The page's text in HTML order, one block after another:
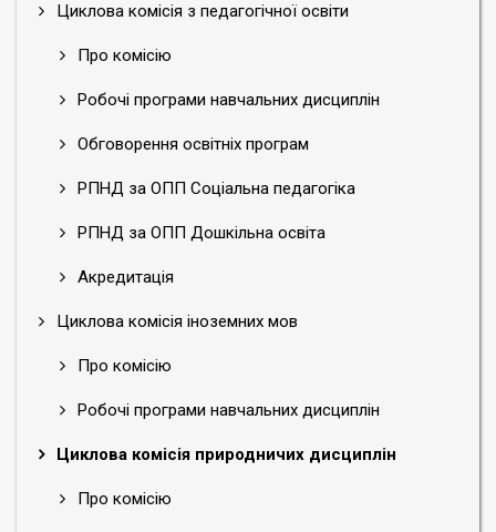
Циклова комісія з педагогічної освіти
Про комісію
Робочі програми навчальних дисциплін
Обговорення освітніх програм
РПНД за ОПП Соціальна педагогіка
РПНД за ОПП Дошкільна освіта
Акредитація
Циклова комісія іноземних мов
Про комісію
Робочі програми навчальних дисциплін
Циклова комісія природничих дисциплін
Про комісію